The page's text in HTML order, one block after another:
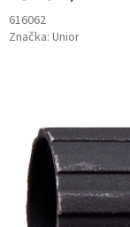
616062
Značka: Unior